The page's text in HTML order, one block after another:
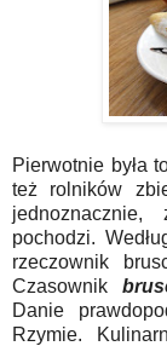
Pierwotnie była
też rolników
pochodzi.
rzeczownik
Czasownik
Danie
Rzymie.